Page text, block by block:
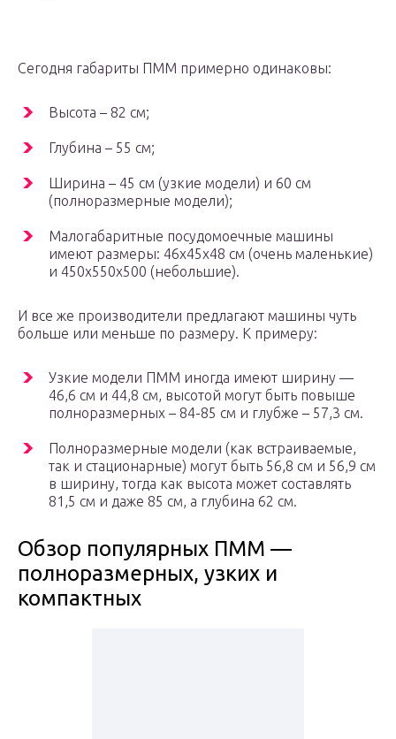
Сегодня габариты ПММ примерно одинаковы:
Высота – 82 см;
Глубина – 55 см;
Ширина – 45 см (узкие модели) и 60 см
(полноразмерные модели);
Малогабаритные посудомоечные машины
имеют размеры: 46x45x48 см (очень маленькие)
и 450x550x500 (небольшие).
И все же производители предлагают машины чуть
больше или меньше по размеру. К примеру:
Узкие модели ПММ иногда имеют ширину —
46,6 см и 44,8 см, высотой могут быть повыше
полноразмерных – 84-85 см и глубже – 57,3 см.
Полноразмерные модели (как встраиваемые,
так и стационарные) могут быть 56,8 см и 56,9 см
в ширину, тогда как высота может составлять
81,5 см и даже 85 см, а глубина 62 см.
Обзор популярных ПММ —
полноразмерных, узких и
компактных